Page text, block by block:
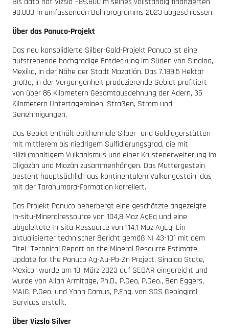
90.000 m umfassenden Bohrprogramms 2023 abgeschlossen.
Über das Panuco-Projekt
Das neu konsolidierte Silber-Gold-Projekt Panuco ist eine
aufstrebende hochgradige Entdeckung im Süden von Sinaloa,
Mexiko, in der Nähe der Stadt Mazatlán. Das 7.189,5 Hektar
große, in der Vergangenheit produzierende Gebiet profitiert
von über 86 Kilometern Gesamtausdehnung der Adern, 35
Kilometern Untertageminen, Straßen, Strom und
Genehmigungen.
Das Gebiet enthält epithermale Silber- und Goldlagerstätten
mit mittlerem bis niedrigem Sulfidierungsgrad, die mit
siliziumhaltigem Vulkanismus und einer Krustenerweiterung im
Oligozän und Miozän zusammenhängen. Das Muttergestein
besteht hauptsächlich aus kontinentalem Vulkangestein, das
mit der Tarahumara-Formation korreliert.
Das Projekt Panuco beherbergt eine geschätzte angezeigte
In-situ-Mineralressource von 104,8 Moz AgEq und eine
abgeleitete In-situ-Ressource von 114,1 Moz AgEq. Ein
aktualisierter technischer Bericht gemäß NI 43-101 mit dem
Titel "Technical Report on the Mineral Resource Estimate
Update for the Panuco Ag-Au-Pb-Zn Project, Sinaloa State,
Mexico" wurde am 10. März 2023 auf SEDAR eingereicht und
wurde von Allan Armitage, Ph.D., P.Geo, P.Geo., Ben Eggers,
MAIG, P.Geo. und Yann Camus, P.Eng. von SGS Geological
Services erstellt.
Über Vizsla Silver